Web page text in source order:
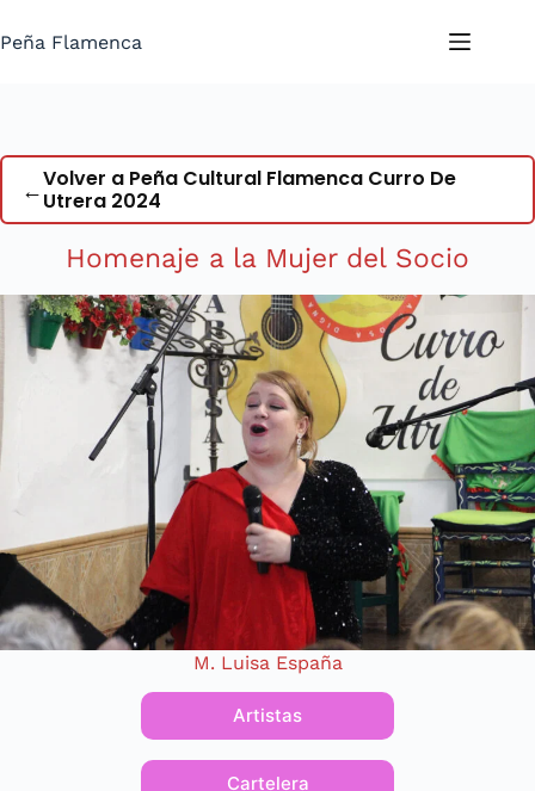
al
Peña Flamenca
←Volver a Peña Cultural Flamenca Curro De
Utrera 2024
Homenaje a la Mujer del Socio
M. Luisa España
Artistas
Cartelera